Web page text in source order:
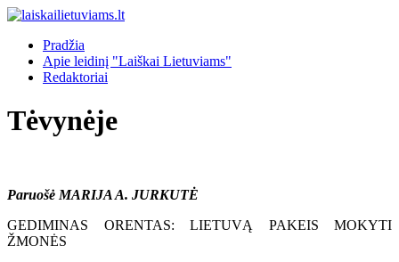
Pradžia
Apie leidinį "Laiškai Lietuviams"
Redaktoriai
Tėvynėje
Paruošė MARIJA A. JURKUTĖ
GEDIMINAS ORENTAS: LIETUVĄ PAKEIS MOKYTI
ŽMONĖS